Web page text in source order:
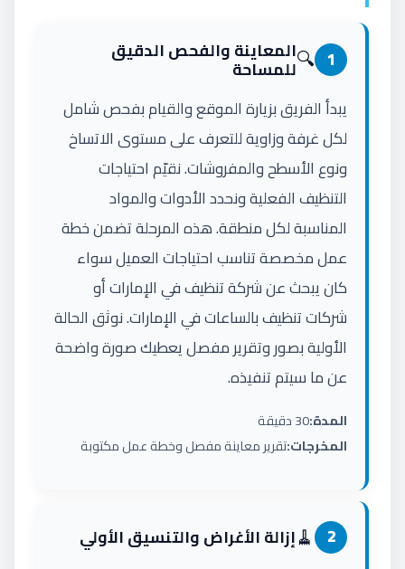
1
🔍المعاينة والفحص الدقيق
للمساحة
يبدأ الفريق بزيارة الموقع والقيام بفحص شامل
لكل غرفة وزاوية للتعرف على مستوى الاتساخ
ونوع الأسطح والمفروشات. نقيّم احتياجات
التنظيف الفعلية ونحدد الأدوات والمواد
المناسبة لكل منطقة. هذه المرحلة تضمن خطة
عمل مخصصة تناسب احتياجات العميل سواء
كان يبحث عن شركة تنظيف في الإمارات أو
شركات تنظيف بالساعات في الإمارات. نوثق الحالة
الأولية بصور وتقرير مفصل يعطيك صورة واضحة
عن ما سيتم تنفيذه.
المدة:30 دقيقة
المخرجات:تقرير معاينة مفصل وخطة عمل مكتوبة
2
🧹إزالة الأغراض والتنسيق الأولي